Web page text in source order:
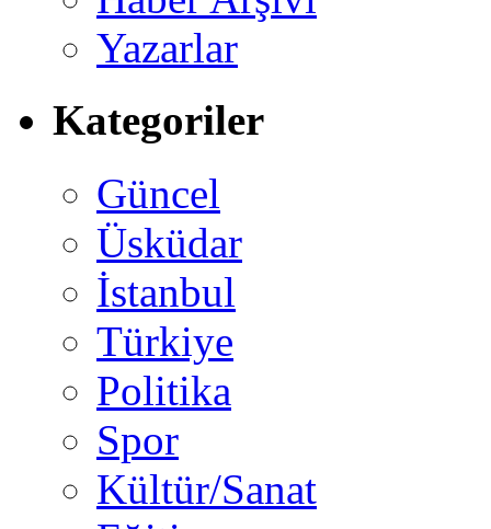
Yazarlar
Kategoriler
Güncel
Üsküdar
İstanbul
Türkiye
Politika
Spor
Kültür/Sanat